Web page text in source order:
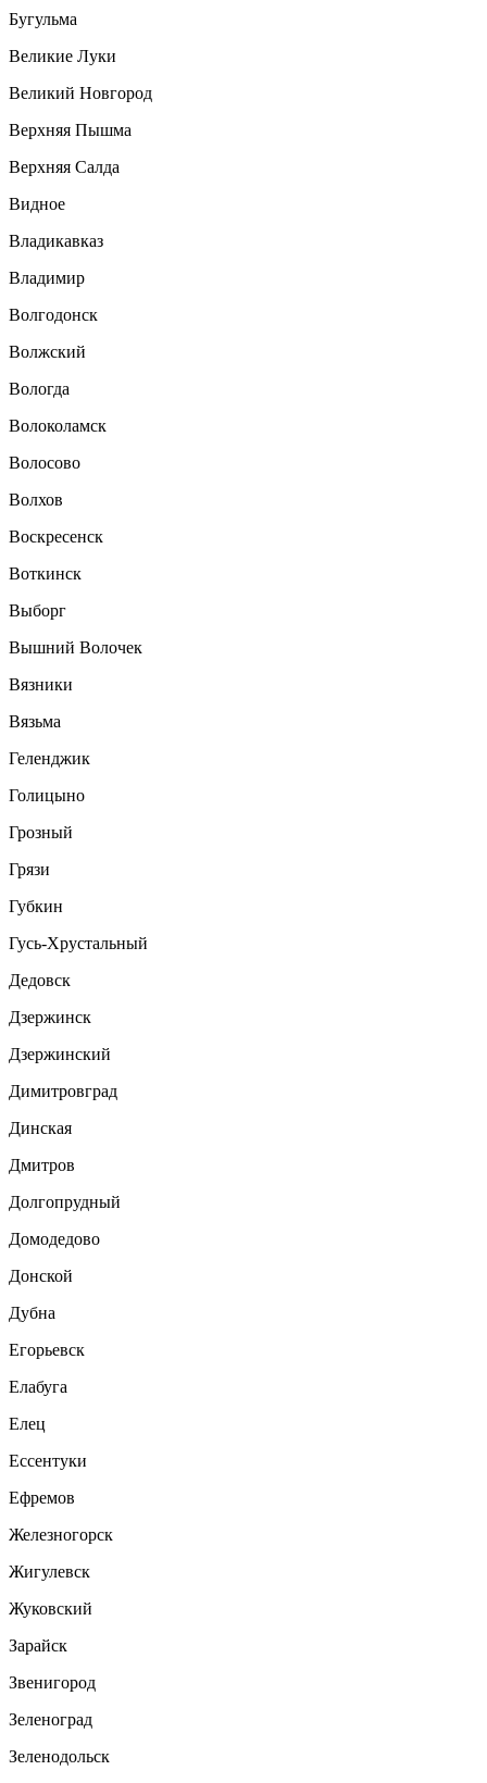
Бугульма
Великие Луки
Великий Новгород
Верхняя Пышма
Верхняя Салда
Видное
Владикавказ
Владимир
Волгодонск
Волжский
Вологда
Волоколамск
Волосово
Волхов
Воскресенск
Воткинск
Выборг
Вышний Волочек
Вязники
Вязьма
Геленджик
Голицыно
Грозный
Грязи
Губкин
Гусь-Хрустальный
Дедовск
Дзержинск
Дзержинский
Димитровград
Динская
Дмитров
Долгопрудный
Домодедово
Донской
Дубна
Егорьевск
Елабуга
Елец
Ессентуки
Ефремов
Железногорск
Жигулевск
Жуковский
Зарайск
Звенигород
Зеленоград
Зеленодольск